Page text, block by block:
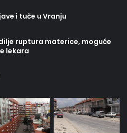
i tuče u Vranju
ruptura materice, moguće
lekara